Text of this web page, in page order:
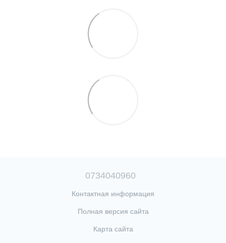
0734040960
Контактная информация
Полная версия сайта
Карта сайта